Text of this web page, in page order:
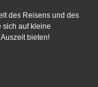
des Reisens und des
sich auf kleine
bieten!